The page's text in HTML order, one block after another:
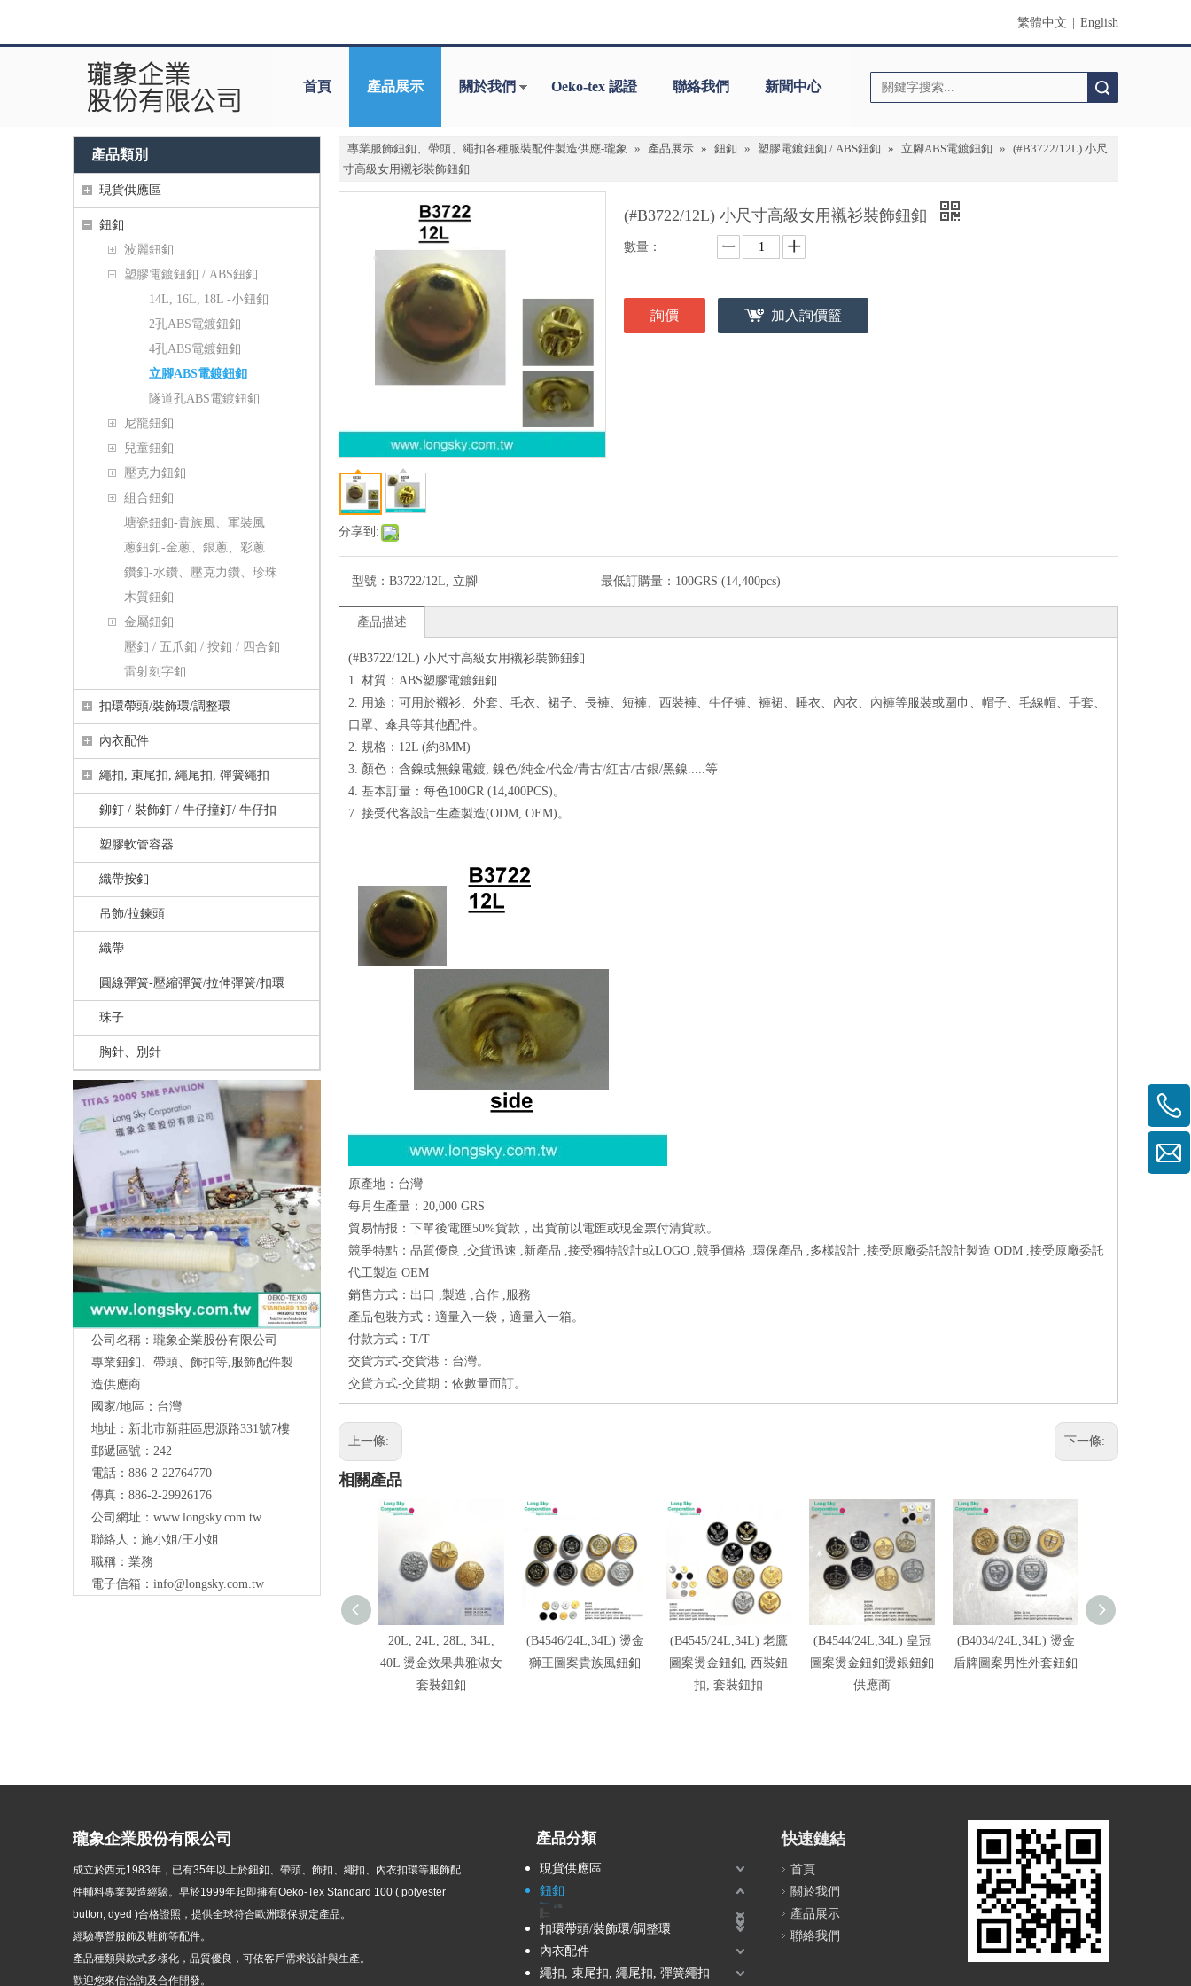
繁體中文 English
首頁 產品展示 關於我們 Oeko-tex 認證 聯絡我們 新聞中心
產品類別
現貨供應區
鈕釦
波麗鈕釦
塑膠電鍍鈕釦 / ABS鈕釦
14L, 16L, 18L -小鈕釦
2孔ABS電鍍鈕釦
4孔ABS電鍍鈕釦
立腳ABS電鍍鈕釦
隧道孔ABS電鍍鈕釦
尼龍鈕釦
兒童鈕釦
壓克力鈕釦
組合鈕釦
塘瓷鈕釦-貴族風、軍裝風
蔥鈕釦-金蔥、銀蔥、彩蔥
鑽釦-水鑽、壓克力鑽、珍珠
木質鈕釦
金屬鈕釦
壓釦 / 五爪釦 / 按釦 / 四合釦
雷射刻字釦
扣環帶頭/裝飾環/調整環
內衣配件
繩扣, 束尾扣, 繩尾扣, 彈簧繩扣
鉚釘 / 裝飾釘 / 牛仔撞釘/ 牛仔扣
塑膠軟管容器
織帶按釦
吊飾/拉鍊頭
織帶
圓線彈簧-壓縮彈簧/拉伸彈簧/扣環
珠子
胸針、別針
Long Sky- 服裝輔料、鈕扣、扣環、繩扣、
服飾配件製造供應
公司名稱：瓏象企業股份有限公司
專業鈕釦、帶頭、飾扣等,服飾配件製
造供應商
國家/地區：台灣
地址：新北市新莊區思源路331號7樓
郵遞區號：242
電話：886-2-22764770
傳真：886-2-29926176
公司網址： www.longsky.com.tw
聯絡人：施小姐/王小姐
職稱：業務
電子信箱： info@longsky.com.tw
專業服飾鈕釦、帶頭、繩扣各種服裝配件製造供應-瓏象 » 產品展示 » 鈕釦 » 塑膠電鍍鈕釦 / ABS鈕釦 » 立腳ABS電鍍鈕釦 » (#B3722/12L) 小尺
寸高級女用襯衫裝飾鈕釦
分享到:
(#B3722/12L) 小尺寸高級女用襯衫裝飾鈕釦
數量：
詢價 加入詢價籃
型號： B3722/12L, 立腳 最低訂購量： 100GRS (14,400pcs)
產品描述
(#B3722/12L) 小尺寸高級女用襯衫裝飾鈕釦
1. 材質：ABS塑膠電鍍鈕釦
2. 用途：可用於襯衫、外套、毛衣、裙子、長褲、短褲、西裝褲、牛仔褲、褲裙、睡衣、內衣、內褲等服裝或圍巾、帽子、毛線帽、手套、
口罩、傘具等其他配件。
2. 規格：12L (約8MM)
3. 顏色：含鎳或無鎳電鍍, 鎳色/純金/代金/青古/紅古/古銀/黑鎳.....等
4. 基本訂量：每色100GR (14,400PCS)。
7. 接受代客設計生產製造(ODM, OEM)。
原產地：台灣
每月生產量：20,000 GRS
貿易情报：下單後電匯50%貨款，出貨前以電匯或現金票付清貨款。
競爭特點：品質優良 ,交貨迅速 ,新產品 ,接受獨特設計或LOGO ,競爭價格 ,環保產品 ,多樣設計 ,接受原廠委託設計製造 ODM ,接受原廠委託
代工製造 OEM
銷售方式：出口 ,製造 ,合作 ,服務
產品包裝方式：適量入一袋，適量入一箱。
付款方式：T/T
交貨方式-交貨港：台灣。
交貨方式-交貨期：依數量而訂。
上一條: 下一條:
相關產品
20L, 24L, 28L, 34L,
40L 燙金效果典雅淑女
套裝鈕釦
(B4546/24L,34L) 燙金
獅王圖案貴族風鈕釦
(B4545/24L,34L) 老鷹
圖案燙金鈕釦, 西裝鈕
扣, 套裝鈕扣
(B4544/24L,34L) 皇冠
圖案燙金鈕釦燙銀鈕釦
供應商
(B4034/24L,34L) 燙金
盾牌圖案男性外套鈕釦
瓏象企業股份有限公司
成立於西元1983年， 已有35年以上於鈕釦、帶頭、飾扣、繩扣、內衣扣環等服飾配
件輔料專業製造經驗。早於1999年起即擁有Oeko-Tex Standard 100 ( polyester
button, dyed )合格證照，提供全球符合歐洲環保規定產品。
經驗專營服飾及鞋飾等配件。
產品種類與款式多樣化，品質優良，可依客戶需求設計與生產。
歡迎您來信洽詢及合作開發。
產品分類
現貨供應區
鈕釦
扣環帶頭/裝飾環/調整環
內衣配件
繩扣, 束尾扣, 繩尾扣, 彈簧繩扣
快速鏈結
首頁
關於我們
產品展示
聯絡我們